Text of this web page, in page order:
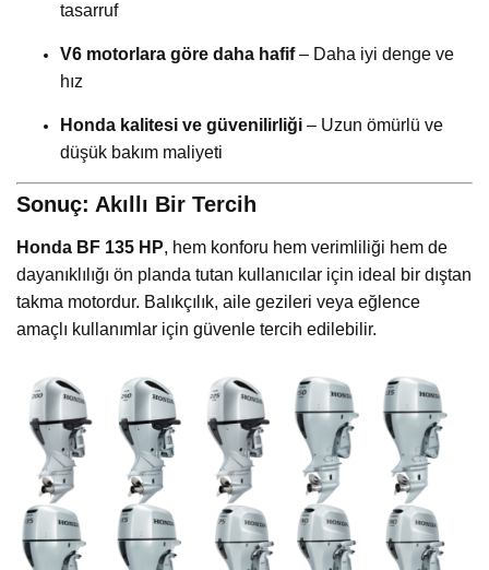
tasarruf
V6 motorlara göre daha hafif– Daha iyi denge ve
hız
Honda kalitesi ve güvenilirliği – Uzun ömürlü ve
düşük bakım maliyeti
Sonuç: Akıllı Bir Tercih
Honda BF 135 HP, hem konforu hem verimliliği hem de
dayanıklılığı ön planda tutan kullanıcılar için ideal bir dıştan
takma motordur. Balıkçılık, aile gezileri veya eğlence
amaçlı kullanımlar için güvenle tercih edilebilir.